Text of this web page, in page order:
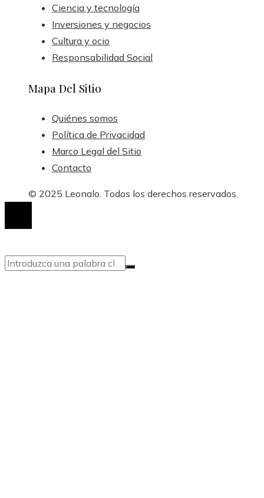
Ciencia y tecnología
Inversiones y negocios
Cultura y ocio
Responsabilidad Social
Mapa Del Sitio
Quiénes somos
Política de Privacidad
Marco Legal del Sitio
Contacto
© 2025 Leonalo. Todos los derechos reservados.